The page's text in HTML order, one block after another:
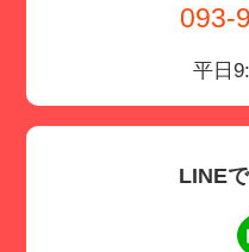
093-
平日
LINE